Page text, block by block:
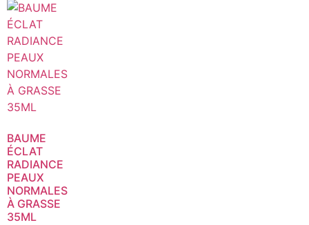
BAUME
ÉCLAT
RADIANCE
PEAUX
NORMALES
À GRASSE
35ML